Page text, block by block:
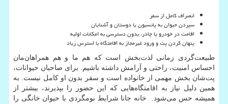
انصراف کامل از سفر
سپردن حیوان به پانسیون یا دوستان و آشنایان
اقامت در خودرو یا چادر، بدون دسترسی به امکانات اولیه
پنهان کردن پت و ورود غیرمجاز به اقامتگاه با استرس زیاد
طبیعت‌گردی زمانی لذت‌بخش است که هم ما و هم همراهان‌مان
احساس امنیت، راحتی و آرامش داشته باشیم. برای صاحبان حیوانات،
پت‌شان بخش مهمی از خانواده است و سفر بدون او کامل نیست. به
همین دلیل نیاز به اقامتگاه‌هایی که این حضور را بپذیرند، بیشتر از
همیشه حس می‌شود. خانه جانا شرایط بومگردی با حیوان خانگی را